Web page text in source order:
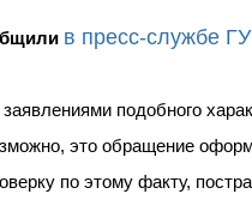
в пресс-службе
подобного
это обращение
по этому факту,